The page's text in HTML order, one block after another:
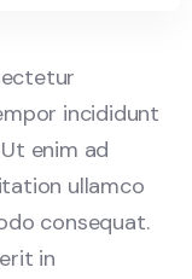
incididunt
enim ad
ullamco
consequat.
in